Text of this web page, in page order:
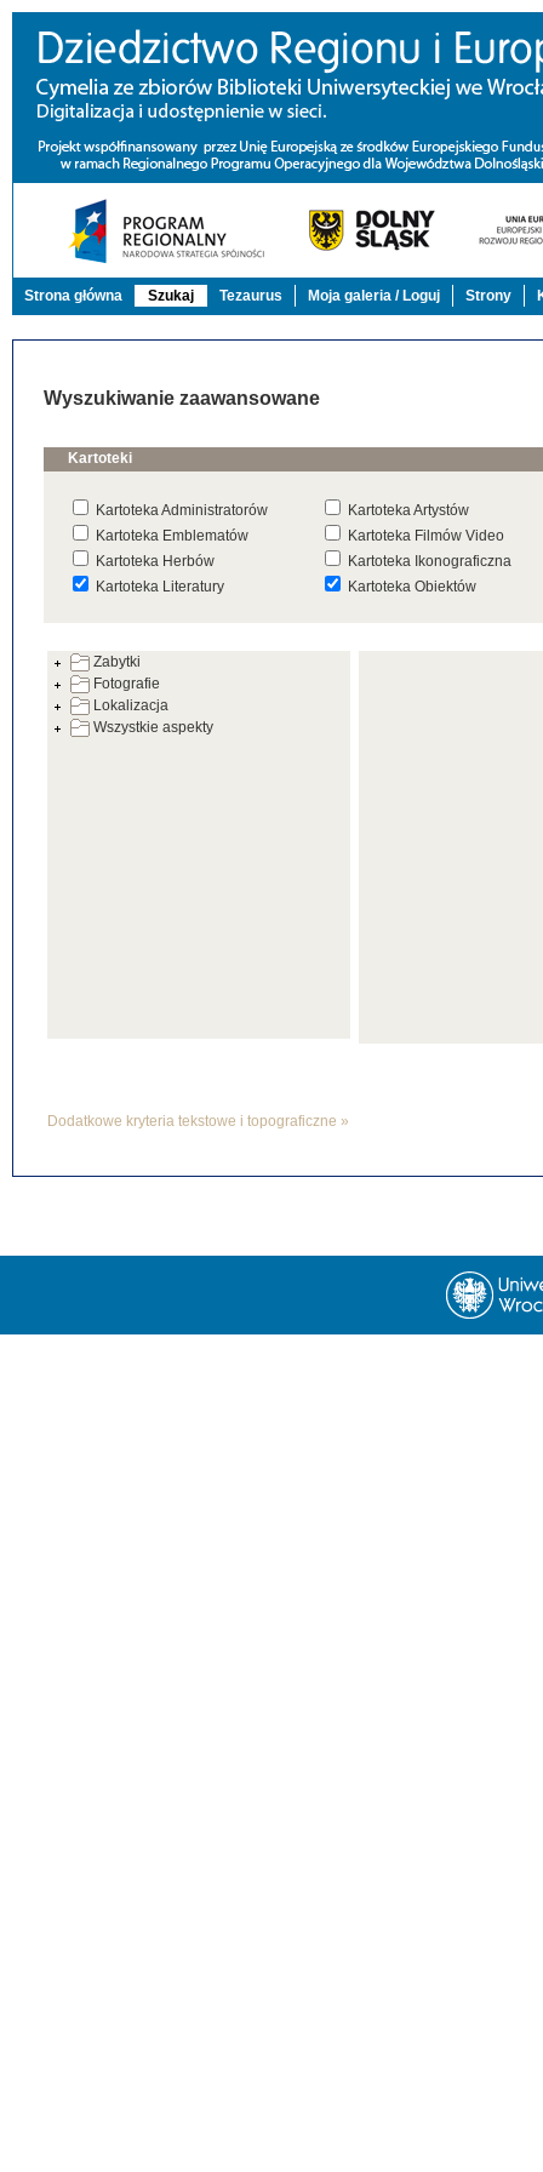
Strona główna Szukaj Tezaurus Moja galeria / Loguj Strony
Wyszukiwanie zaawansowane
Kartoteki
Kartoteka Administratorów
Kartoteka Artystów
Kartoteka Emblematów
Kartoteka Filmów Video
Kartoteka Herbów
Kartoteka Ikonograficzna
Kartoteka Literatury
Kartoteka Obiektów
Kartoteka Warsztatów
Kartoteka Zabytków
Zabytki
Fotografie
Lokalizacja
Wszystkie aspekty
Dodatkowe kryteria tekstowe i topograficzne »